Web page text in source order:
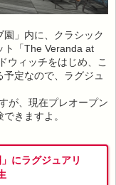
」内に、クラシック
ト「The Veranda at
ィッチをはじめ、こ
定なので、ラグジュ
が、現在プレオープン
きますよ。
にラグジュアリ